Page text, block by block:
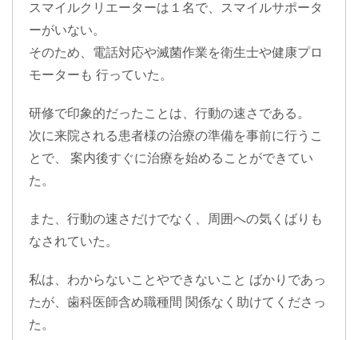
スマイルクリエーターは１名で、スマイルサポータ
ーがいない。
そのため、電話対応や滅菌作業を衛生士や健康プロ
モーターも 行っていた。
研修で印象的だったことは、行動の速さである。
次に来院される患者様の治療の準備を事前に行うこ
とで、 案内後すぐに治療を始めることができてい
た。
また、行動の速さだけでなく、周囲への気くばりも
なされていた。
私は、わからないことやできないこと ばかりであっ
たが、歯科医師含め職種間 関係なく助けてくださっ
た。